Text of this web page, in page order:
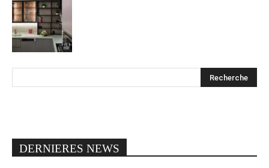
DERNIERES NEWS